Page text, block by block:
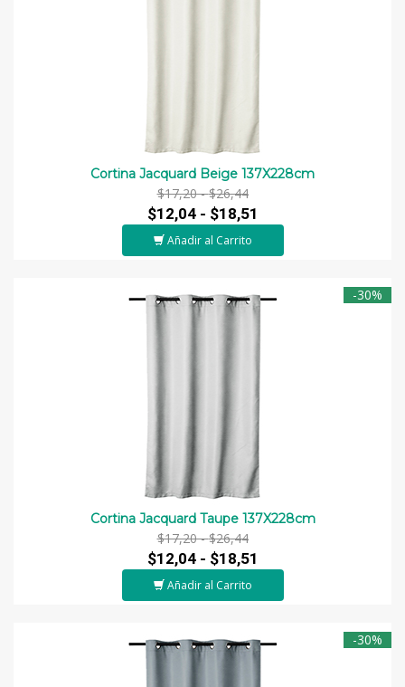
Cortina Jacquard Beige 137X228cm
$17,20 -$26,44
$12,04 - $18,51
Añadir al Carrito
-30%
Cortina Jacquard Taupe 137X228cm
$17,20 -$26,44
$12,04 - $18,51
Añadir al Carrito
-30%